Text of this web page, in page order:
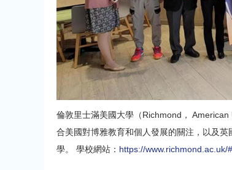
倫敦里士滿美國大學（Richmond，
合美國對博雅教育和個人發展的關注，以及
學。 學校網站： https://www.richmond.ac.uk/#